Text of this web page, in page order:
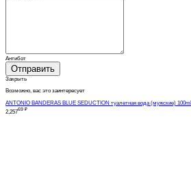
Антибот
Отправить
Закрыть
Возможно, вас это заинтересует
ANTONIO BANDERAS BLUE SEDUCTION туалетная вода (мужские) 100ml
2,25769 ₽